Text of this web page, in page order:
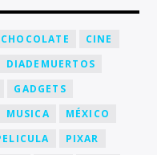
CHOCOLATE
CINE
DIADEMUERTOS
GADGETS
MUSICA
MÉXICO
PIXAR